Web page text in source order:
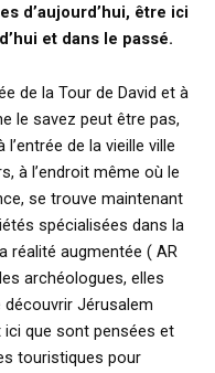
d’aujourd’hui, être ici
et dans le passé.
de la Tour de David et à
le savez peut être pas,
de la vieille ville
à l’endroit même où le
se trouve maintenant
spécialisées dans la
réalité augmentée ( AR
archéologues, elles
Jérusalem
ici que sont pensées et
touristiques pour